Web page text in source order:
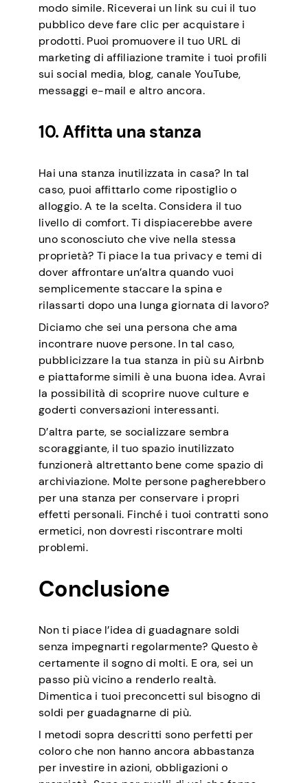
modo simile. Riceverai un link su cui il tuo
pubblico deve fare clic per acquistare i
prodotti. Puoi promuovere il tuo URL di
marketing di affiliazione tramite i tuoi profili
sui social media, blog, canale YouTube,
messaggi e-mail e altro ancora.
10. Affitta una stanza
Hai una stanza inutilizzata in casa? In tal
caso, puoi affittarlo come ripostiglio o
alloggio. A te la scelta. Considera il tuo
livello di comfort. Ti dispiacerebbe avere
uno sconosciuto che vive nella stessa
proprietà? Ti piace la tua privacy e temi di
dover affrontare un’altra quando vuoi
semplicemente staccare la spina e
rilassarti dopo una lunga giornata di lavoro?
Diciamo che sei una persona che ama
incontrare nuove persone. In tal caso,
pubblicizzare la tua stanza in più su Airbnb
e piattaforme simili è una buona idea. Avrai
la possibilità di scoprire nuove culture e
goderti conversazioni interessanti.
D’altra parte, se socializzare sembra
scoraggiante, il tuo spazio inutilizzato
funzionerà altrettanto bene come spazio di
archiviazione. Molte persone pagherebbero
per una stanza per conservare i propri
effetti personali. Finché i tuoi contratti sono
ermetici, non dovresti riscontrare molti
problemi.
Conclusione
Non ti piace l’idea di guadagnare soldi
senza impegnarti regolarmente? Questo è
certamente il sogno di molti. E ora, sei un
passo più vicino a renderlo realtà.
Dimentica i tuoi preconcetti sul bisogno di
soldi per guadagnarne di più.
I metodi sopra descritti sono perfetti per
coloro che non hanno ancora abbastanza
per investire in azioni, obbligazioni o